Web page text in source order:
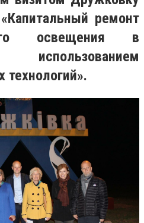
ремонт
освещения в
технологий».